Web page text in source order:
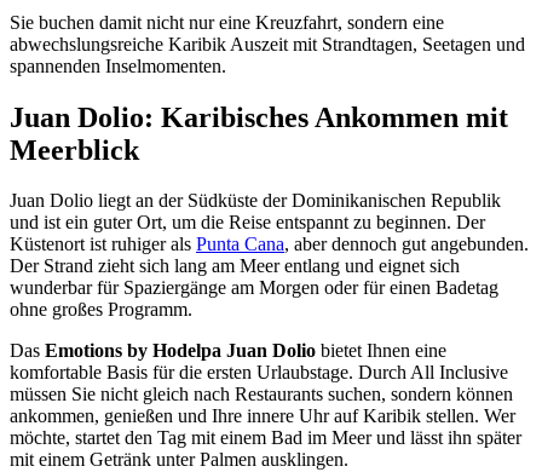
Sie buchen damit nicht nur eine Kreuzfahrt, sondern eine
abwechslungsreiche Karibik Auszeit mit Strandtagen, Seetagen und
spannenden Inselmomenten.
Juan Dolio: Karibisches Ankommen mit
Meerblick
Juan Dolio liegt an der Südküste der Dominikanischen Republik
und ist ein guter Ort, um die Reise entspannt zu beginnen. Der
Küstenort ist ruhiger als Punta Cana, aber dennoch gut angebunden.
Der Strand zieht sich lang am Meer entlang und eignet sich
wunderbar für Spaziergänge am Morgen oder für einen Badetag
ohne großes Programm.
Das Emotions by Hodelpa Juan Dolio bietet Ihnen eine
komfortable Basis für die ersten Urlaubstage. Durch All Inclusive
müssen Sie nicht gleich nach Restaurants suchen, sondern können
ankommen, genießen und Ihre innere Uhr auf Karibik stellen. Wer
möchte, startet den Tag mit einem Bad im Meer und lässt ihn später
mit einem Getränk unter Palmen ausklingen.